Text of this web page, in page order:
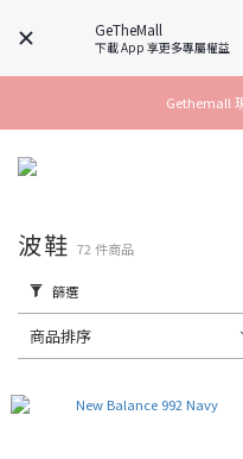
GeTheMall
下載 App 享更多專屬權益
Gethemall
波鞋 72 件商品
篩選
商品排序